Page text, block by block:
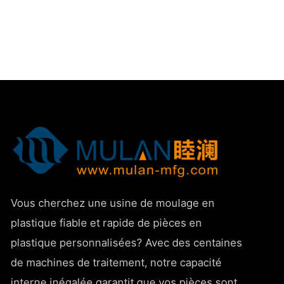
Vous cherchez une usine de moulage en
plastique fiable et rapide de pièces en
plastique personnalisées? Avec des centaines
de machines de traitement, notre capacité